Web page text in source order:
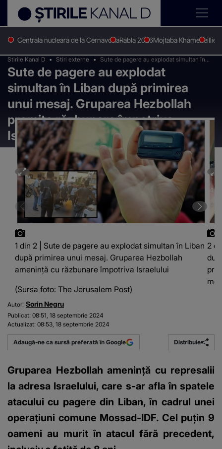
Centrala nucleara de la CernavodaRabla 2026Mojtaba KhameneiIlie
Stirile Kanal D Stiri externe
Sute de pagere au explodat simultan în
Liban după primirea unui mesaj. Gruparea
Hezbollah promite răzbunare împotriva
Israelului pentru cei morți
Sute de pagere au explodat
simultan în Liban după primirea
unui mesaj. Gruparea Hezbollah
promite răzbunare împotriva
Israelului pentru cei morți
1 din 2 | Sute de pagere au explodat simultan în Liban
după primirea unui mesaj. Gruparea Hezbollah
amenință cu răzbunare împotriva Israelului
(Sursa foto: The Jerusalem Post)
2
Autor: Sorin Negru
Publicat: 08:51, 18 septembrie 2024
Actualizat: 08:53, 18 septembrie 2024
Adaugă-ne ca sursă preferată în Google Distribuie
Gruparea Hezbollah amenință cu represalii
la adresa Israelului, care s-ar afla în spatele
atacului cu pagere din Liban, în cadrul unei
operaţiuni comune Mossad-IDF. Cel puțin 9
oameni au murit în atacul fără precedent,